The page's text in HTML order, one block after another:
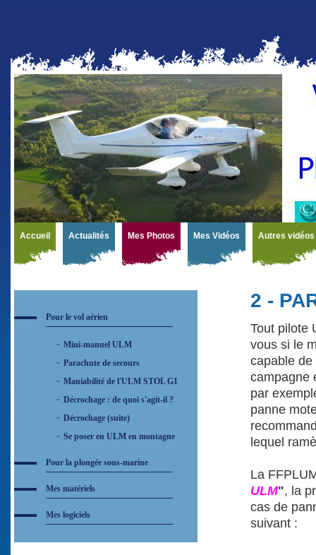
Accueil Actualités Mes Photos Mes Vidéos Autres vidéos
Pour le vol aérien
Mini-manuel ULM
Parachute de secours
Maniabilité de l'ULM STOL G1
Décrochage : de quoi s'agit-il ?
Décrochage (suite)
Se poser en ULM en montagne
Pour la plongée sous-marine
Mes matériels
Mes logiciels
2 -
Tout pilote
vous si le
capable
campagne
par
panne
lequel
La
ULM", la
cas de
suivant :